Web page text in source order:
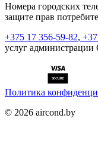
Номера городских
защите прав
+375 17 356-59-82,
услуг администрации
Политика
© 2026 aircond.by